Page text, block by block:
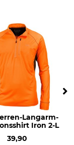
Langarm-
Iron 2-L
39,90